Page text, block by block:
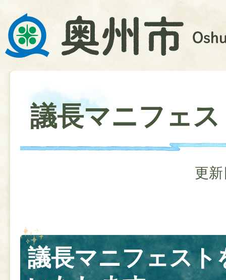
議長マニフェ
更
議長マニフェスト